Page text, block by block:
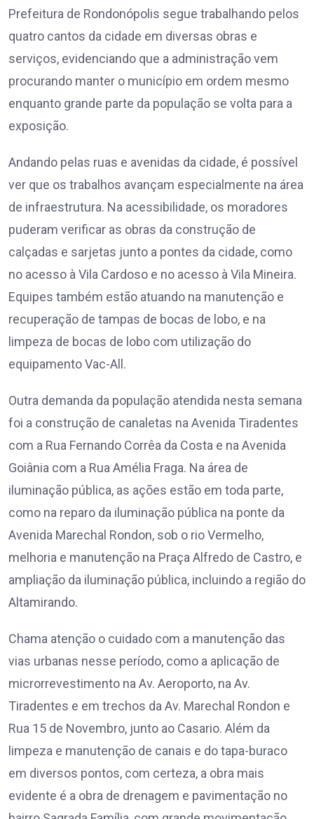
Prefeitura de Rondonópolis segue trabalhando pelos
quatro cantos da cidade em diversas obras e
serviços, evidenciando que a administração vem
procurando manter o município em ordem mesmo
enquanto grande parte da população se volta para a
exposição.
Andando pelas ruas e avenidas da cidade, é possível
ver que os trabalhos avançam especialmente na área
de infraestrutura. Na acessibilidade, os moradores
puderam verificar as obras da construção de
calçadas e sarjetas junto a pontes da cidade, como
no acesso à Vila Cardoso e no acesso à Vila Mineira.
Equipes também estão atuando na manutenção e
recuperação de tampas de bocas de lobo, e na
limpeza de bocas de lobo com utilização do
equipamento Vac-All.
Outra demanda da população atendida nesta semana
foi a construção de canaletas na Avenida Tiradentes
com a Rua Fernando Corrêa da Costa e na Avenida
Goiânia com a Rua Amélia Fraga. Na área de
iluminação pública, as ações estão em toda parte,
como na reparo da iluminação pública na ponte da
Avenida Marechal Rondon, sob o rio Vermelho,
melhoria e manutenção na Praça Alfredo de Castro, e
ampliação da iluminação pública, incluindo a região do
Altamirando.
Chama atenção o cuidado com a manutenção das
vias urbanas nesse período, como a aplicação de
microrrevestimento na Av. Aeroporto, na Av.
Tiradentes e em trechos da Av. Marechal Rondon e
Rua 15 de Novembro, junto ao Casario. Além da
limpeza e manutenção de canais e do tapa-buraco
em diversos pontos, com certeza, a obra mais
evidente é a obra de drenagem e pavimentação no